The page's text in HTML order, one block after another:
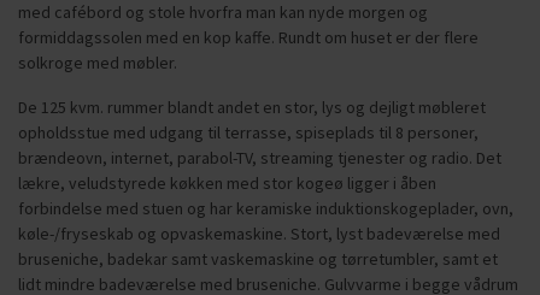
med cafébord og stole hvorfra man kan nyde morgen og
formiddagssolen med en kop kaffe. Rundt om huset er der flere
solkroge med møbler.
De 125 kvm. rummer blandt andet en stor, lys og dejligt møbleret
opholdsstue med udgang til terrasse, spiseplads til 8 personer,
brændeovn, internet, parabol-TV, streaming tjenester og radio. Det
lækre, veludstyrede køkken med stor kogeø ligger i åben
forbindelse med stuen og har keramiske induktionskogeplader, ovn,
køle-/fryseskab og opvaskemaskine. Stort, lyst badeværelse med
bruseniche, badekar samt vaskemaskine og tørretumbler, samt et
lidt mindre badeværelse med bruseniche. Gulvvarme i begge vådrum